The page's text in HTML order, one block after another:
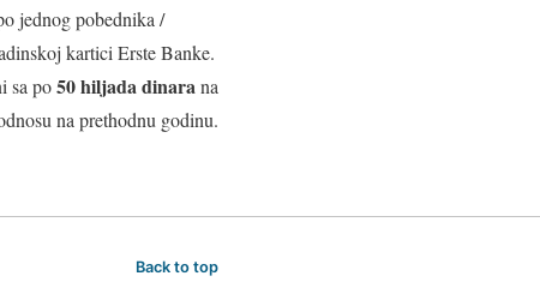
jednog pobednika /
kartici Erste Banke.
sa po50 hiljada dinarana
na prethodnu godinu.
Back to top